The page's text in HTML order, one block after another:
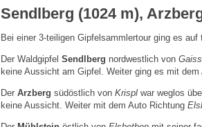
Sendlberg (1024 m),
Bei einer 3-teiligen Gipfelsammlertour ging es
Der Waldgipfel Sendlberg nordwestlich von
keine Aussicht am Gipfel. Weiter ging es mit dem
Der Arzberg südöstlich von Krispl war weglos
keine Aussicht. Weiter mit dem Auto Richtung